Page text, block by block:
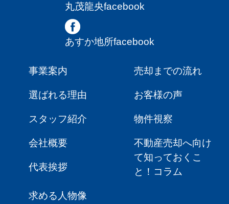
丸茂龍央facebook
あすか地所facebook
事業案内
選ばれる理由
スタッフ紹介
会社概要
代表挨拶
売却までの流れ
お客様の声
物件視察
不動産売却へ向け
て知っておくこ
と！コラム
求める人物像